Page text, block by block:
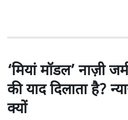
‘मियां मॉडल’ नाज़ी
की याद दिलाता है?
क्यों